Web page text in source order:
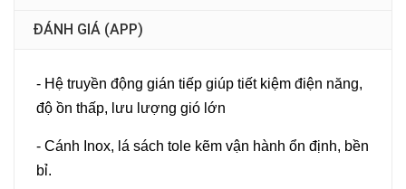
ĐÁNH GIÁ (APP)
- Hệ truyền động gián tiếp giúp tiết kiệm điện năng,
độ ồn thấp, lưu lượng gió lớn
- Cánh Inox, lá sách tole kẽm vận hành ổn định, bền
bỉ.